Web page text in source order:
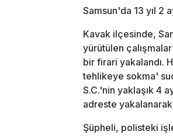
Samsun'da 13 yıl 2
Kavak ilçesinde,
yürütülen
bir firari yakalandı.
tehlikeye sokma'
S.C.'nin yaklaşık 4
adreste yakalanarak
Şüpheli, polisteki